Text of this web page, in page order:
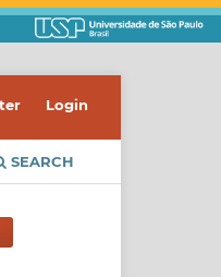
SEARCH
Login